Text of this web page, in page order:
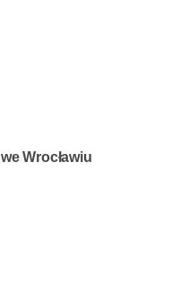
Wrocławiu